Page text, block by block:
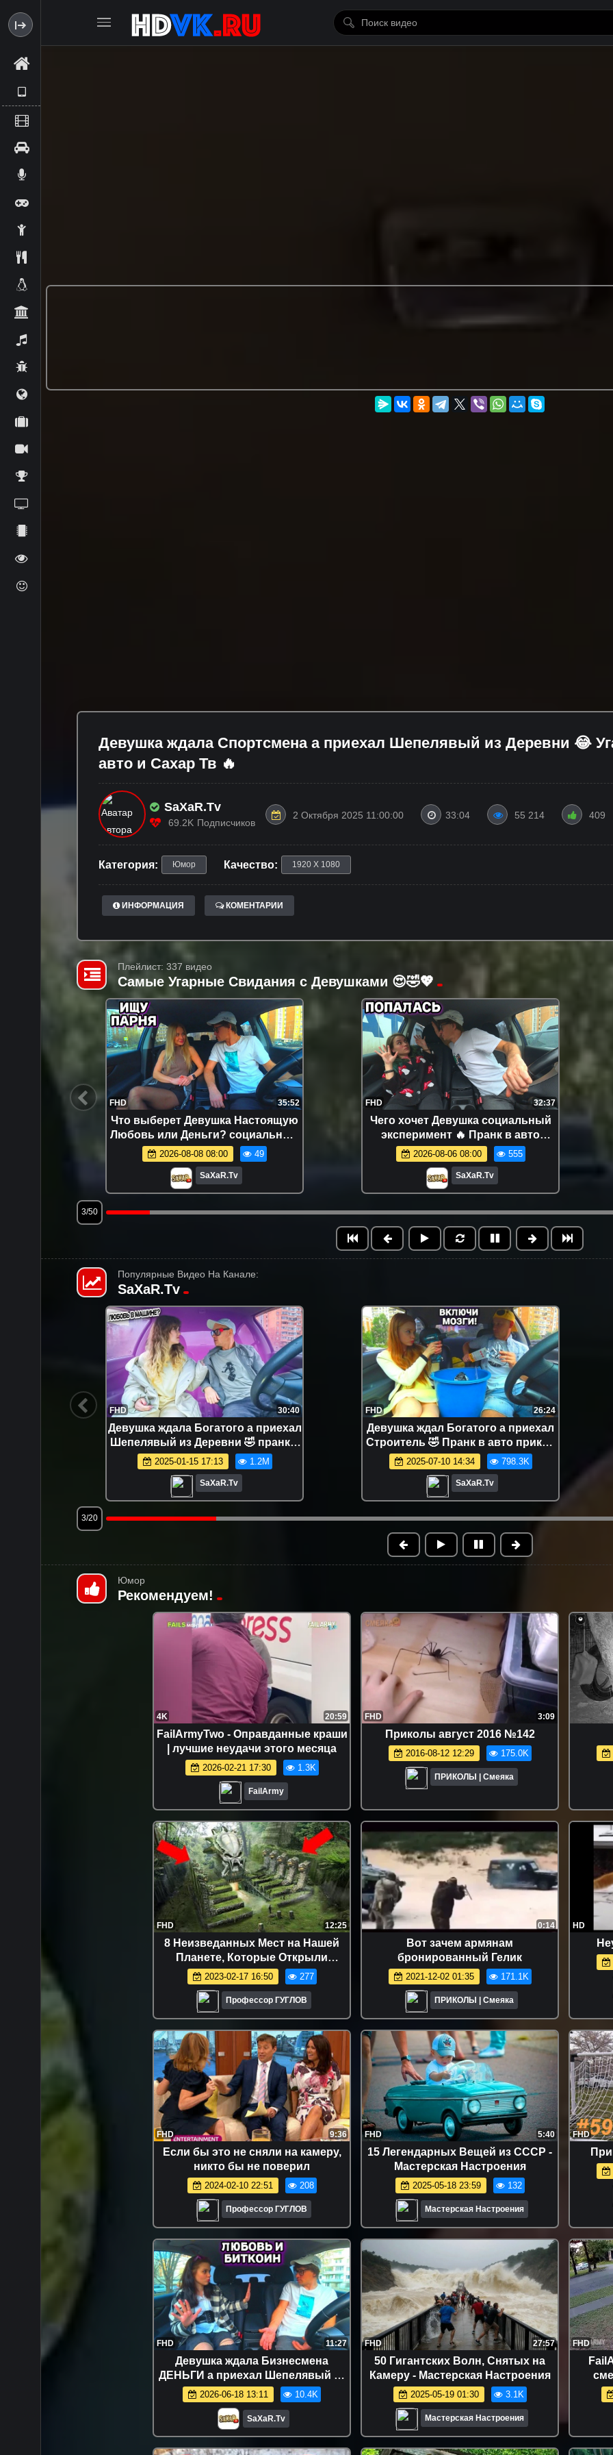
Девушка ждала Спортсмена а приехал Шепелявый из Деревни 😂
авто и Сахар Тв 🔥
SaXaR.Tv
69.2K Подписчиков
2 Октября 2025 11:00:00 33:04 55 214 409
Категория: Юмор Качество: 1920 X 1080
ИНФОРМАЦИЯ КОМЕНТАРИИ
Плейлист: 337 видео
Самые Угарные Свидания с Девушками 😍🤣💖
FHD 35:52
Что выберет Девушка Настоящую
Любовь или Деньги? социальный
ролик и пранк в авто! Прикол
юмор и Шепелявый
2026-08-08 08:00 49
SaXaR.Tv
FHD 32:37
Чего хочет Девушка социальный
эксперимент 🔥 Пранк в авто
прикол юмор и Шепелявый
2026-08-06 08:00 555
SaXaR.Tv
3/50
Популярные Видео На Канале:
SaXaR.Tv
FHD 30:40
Девушка ждала Богатого а приехал
Шепелявый из Деревни 🤣 пранк в
авто и угарное свидание с
Девушкой
2025-01-15 17:13 1.2M
SaXaR.Tv
FHD 26:24
Девушка ждал Богатого а приехал
Строитель 🤣 Пранк в авто прикол
юмор и Необычное свидание с
Сахар Тв 🔥
2025-07-10 14:34 798.3K
SaXaR.Tv
3/20
Юмор
Рекомендуем!
4K 20:59
FailArmyTwo - Оправданные краши
| лучшие неудачи этого месяца
2026-02-21 17:30 1.3K
FailArmy
FHD 3:09
Приколы август 2016 №142
2016-08-12 12:29 175.0K
ПРИКОЛЫ | Смеяка
FHD 12:25
8 Неизведанных Мест на Нашей
Планете, Которые Открыли
Недавно
2023-02-17 16:50 277
Профессор ГУГЛОВ
0:14
Вот зачем армянам
бронированный Гелик
2021-12-02 01:35 171.1K
ПРИКОЛЫ | Смеяка
HD
FHD 9:36
Если бы это не сняли на камеру,
никто бы не поверил
2024-02-10 22:51 208
Профессор ГУГЛОВ
FHD 5:40
15 Легендарных Вещей из СССР -
Мастерская Настроения
2025-05-18 23:59 132
Мастерская Настроения
FHD
FHD 11:27
Девушка ждала Бизнесмена
ДЕНЬГИ а приехал Шепелявый 🤣
Пранк в авто прикол юмор и Сахар
ТВ 🔥
2026-06-18 13:11 10.4K
SaXaR.Tv
FHD 27:57
50 Гигантских Волн, Снятых на
Камеру - Мастерская Настроения
2025-05-19 01:30 3.1K
Мастерская Настроения
FHD